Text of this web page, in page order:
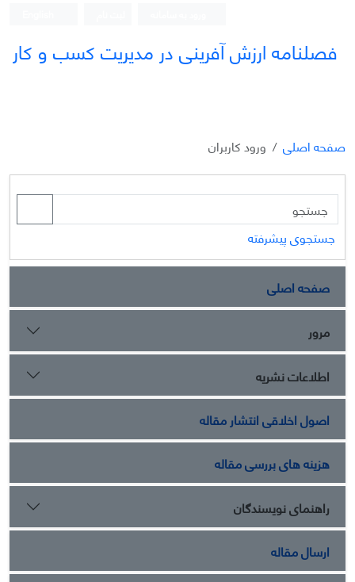
فصلنامه ارزش آفرینی در مدیریت کسب و کار
صفحه اصلی ورود کاربران
جستجوی پیشرفته
صفحه اصلی
مرور
اطلاعات نشریه
اصول اخلاقی انتشار مقاله
هزینه های بررسی مقاله
راهنمای نویسندگان
ارسال مقاله